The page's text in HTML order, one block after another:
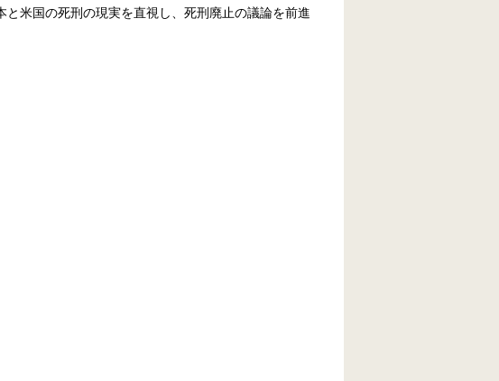
米国の死刑の現実を直視し、死刑廃止の議論を前進